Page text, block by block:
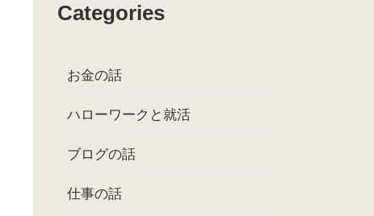
Categories
お金の話
ハローワークと就活
ブログの話
仕事の話